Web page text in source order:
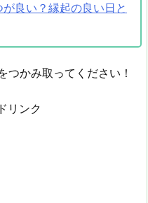
良い？縁起の良い日と
つかみ取ってください！
リンク